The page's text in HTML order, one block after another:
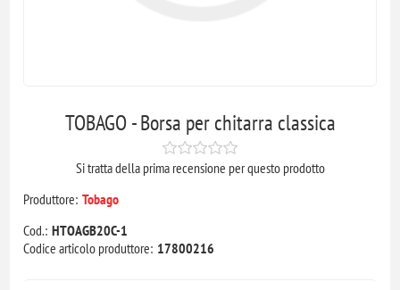
TOBAGO - Borsa per chitarra classica
Si tratta della prima recensione per questo prodotto
Produttore: Tobago
Cod.: HTOAGB20C-1
Codice articolo produttore: 17800216